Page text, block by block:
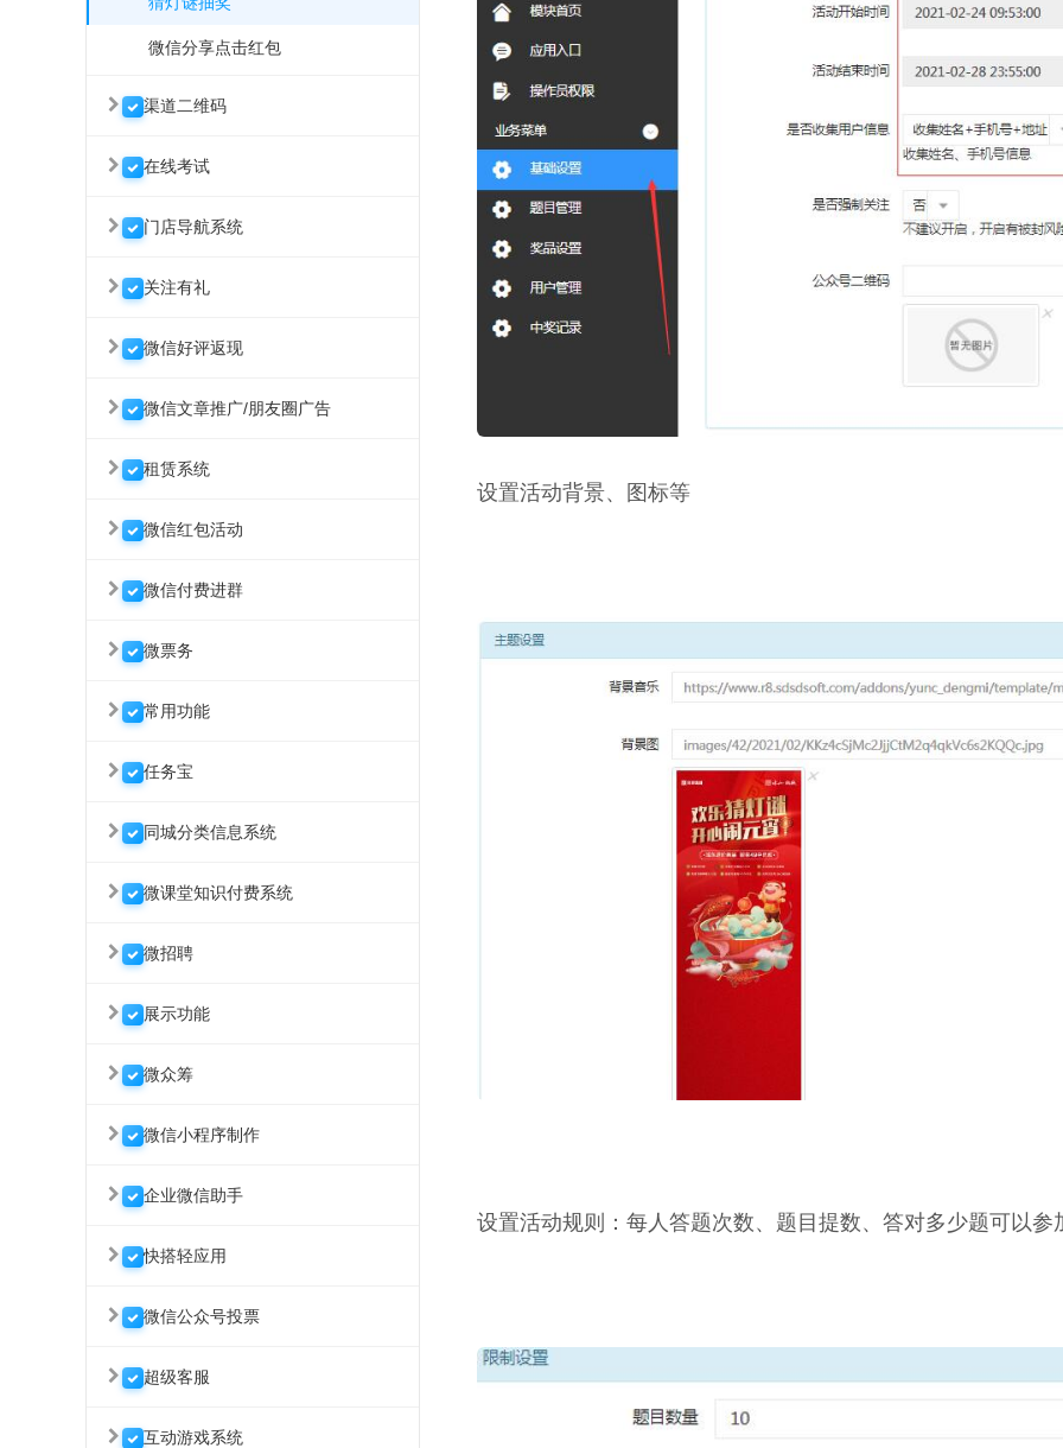
微信分享点击红包
渠道二维码
在线考试
门店导航系统
关注有礼
微信好评返现
微信文章推广/朋友圈广告
租赁系统
微信红包活动
微信付费进群
微票务
常用功能
任务宝
同城分类信息系统
微课堂知识付费系统
微招聘
展示功能
微众筹
微信小程序制作
企业微信助手
快搭轻应用
微信公众号投票
超级客服
互动游戏系统
设置活动背景、图标等
设置活动规则：每人答题次数、题目提数、答对多少题可以参